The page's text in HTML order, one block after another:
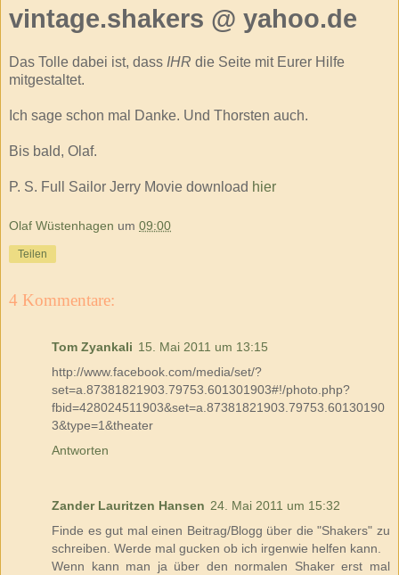
vintage.shakers @ yahoo.de
Das Tolle dabei ist, dass IHR die Seite mit Eurer Hilfe
mitgestaltet.
Ich sage schon mal Danke. Und Thorsten auch.
Bis bald, Olaf.
P. S. Full Sailor Jerry Movie download hier
Olaf Wüstenhagen um 09:00
Teilen
4 Kommentare:
Tom Zyankali 15. Mai 2011 um 13:15
http://www.facebook.com/media/set/?
set=a.87381821903.79753.601301903#!/photo.php?
fbid=428024511903&set=a.87381821903.79753.60130190
3&type=1&theater
Antworten
Zander Lauritzen Hansen 24. Mai 2011 um 15:32
Finde es gut mal einen Beitrag/Blogg über die "Shakers" zu
schreiben. Werde mal gucken ob ich irgenwie helfen kann.
Wenn kann man ja über den normalen Shaker erst mal